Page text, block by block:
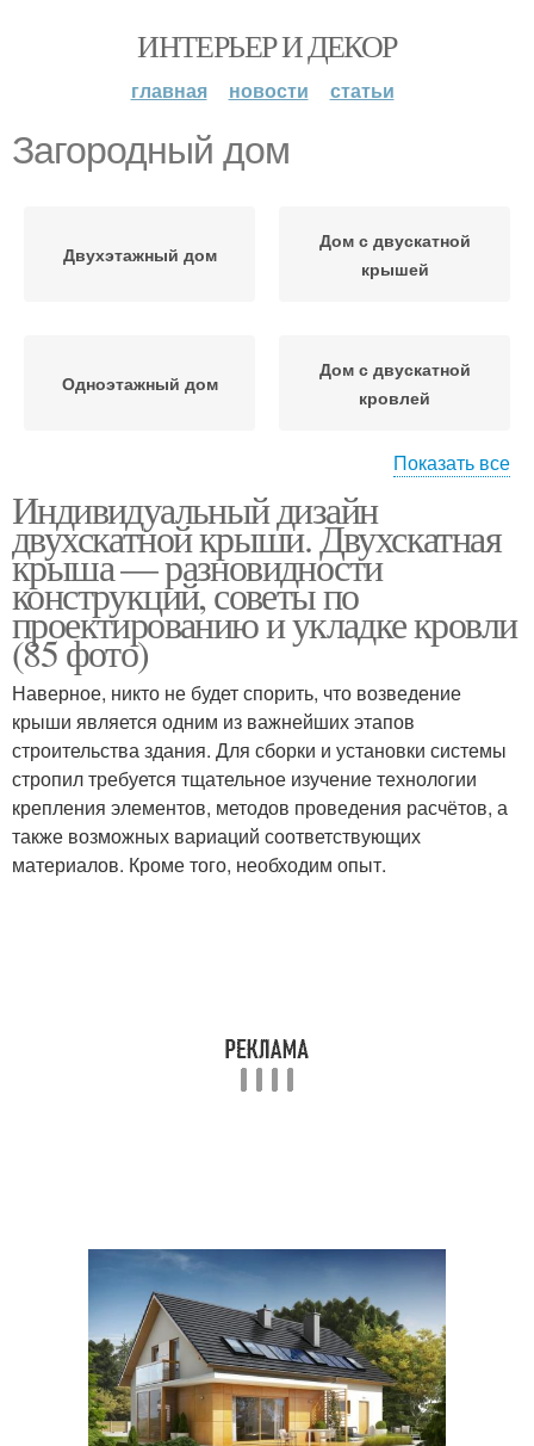
ИНТЕРЬЕР И ДЕКОР
главная новости статьи
Загородный дом
Двухэтажный дом
Дом с двускатной
крышей
Одноэтажный дом
Дом с двускатной
кровлей
Дом с простой Каркасный дом
Дом с использованием Проводки в доме
Электропроводка в
частном доме
Электропроводки в
частном доме
Дом от а
Электропроводки в
доме
Дом в стиле Частный дом
Показать все
Индивидуальный дизайн
двухскатной крыши. Двухскатная
крыша — разновидности
конструкций, советы по
проектированию и укладке кровли
(85 фото)
Наверное, никто не будет спорить, что возведение
крыши является одним из важнейших этапов
строительства здания. Для сборки и установки системы
стропил требуется тщательное изучение технологии
крепления элементов, методов проведения расчётов, а
также возможных вариаций соответствующих
материалов. Кроме того, необходим опыт.